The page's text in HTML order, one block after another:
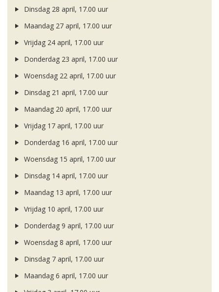
Dinsdag 28 april, 17.00 uur
Maandag 27 april, 17.00 uur
Vrijdag 24 april, 17.00 uur
Donderdag 23 april, 17.00 uur
Woensdag 22 april, 17.00 uur
Dinsdag 21 april, 17.00 uur
Maandag 20 april, 17.00 uur
Vrijdag 17 april, 17.00 uur
Donderdag 16 april, 17.00 uur
Woensdag 15 april, 17.00 uur
Dinsdag 14 april, 17.00 uur
Maandag 13 april, 17.00 uur
Vrijdag 10 april, 17.00 uur
Donderdag 9 april, 17.00 uur
Woensdag 8 april, 17.00 uur
Dinsdag 7 april, 17.00 uur
Maandag 6 april, 17.00 uur